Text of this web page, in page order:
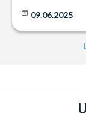
09.06.2025